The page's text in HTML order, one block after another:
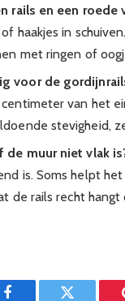
rails en een roede
haakjes in
met ringen of
voor de
van het
stevigheid,
muur niet vlak
is. Soms helpt
de rails recht hangt